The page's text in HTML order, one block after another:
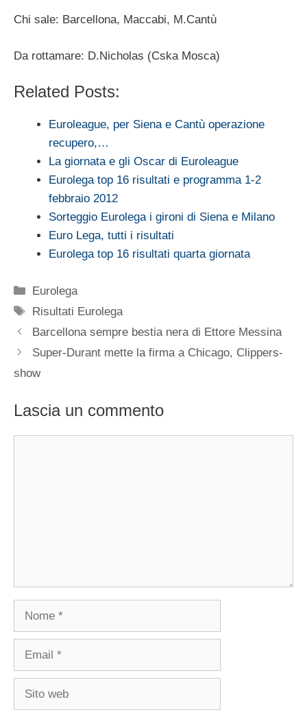
Chi sale: Barcellona, Maccabi, M.Cantù
Da rottamare: D.Nicholas (Cska Mosca)
Related Posts:
Euroleague, per Siena e Cantù operazione
recupero,…
La giornata e gli Oscar di Euroleague
Eurolega top 16 risultati e programma 1-2
febbraio 2012
Sorteggio Eurolega i gironi di Siena e Milano
Euro Lega, tutti i risultati
Eurolega top 16 risultati quarta giornata
Categorie
Eurolega
Tag
Risultati Eurolega
Barcellona sempre bestia nera di Ettore Messina
Super-Durant mette la firma a Chicago, Clippers-
show
Lascia un commento
Nome
Email
Sito